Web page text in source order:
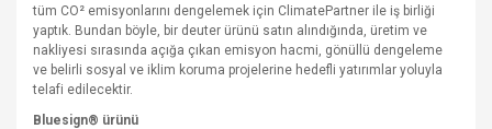
tüm CO² emisyonlarını dengelemek için ClimatePartner ile iş birliği
yaptık. Bundan böyle, bir deuter ürünü satın alındığında, üretim ve
nakliyesi sırasında açığa çıkan emisyon hacmi, gönüllü dengeleme
ve belirli sosyal ve iklim koruma projelerine hedefli yatırımlar yoluyla
telafi edilecektir.
Bluesign® ürünü